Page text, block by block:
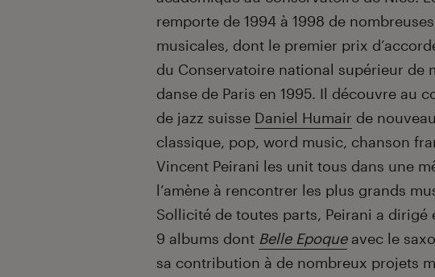
remporte de 1994 à 1998 de
musicales, dont le premier prix
du Conservatoire national supérieur de
danse de Paris en 1995. Il découvre au
de jazz suisse Daniel Humair de
classique, pop, word music, chanson
Vincent Peirani les unit tous dans une
l’amène à rencontrer les plus grands
Sollicité de toutes parts, Peirani a
9 albums dont Belle Epoqueavec le
sa contribution à de nombreux projets